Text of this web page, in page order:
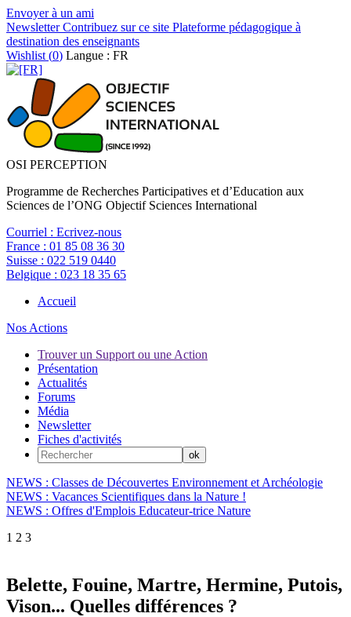
Envoyer à un ami
NewsletterContribuez sur ce site Plateforme pédagogique à
destination des enseignants
Wishlist (0) Langue : FR
OSI PERCEPTION
Programme de Recherches Participatives et d’Education aux
Sciences de l’ONG Objectif Sciences International
Courriel : Ecrivez-nous
France : 01 85 08 36 30
Suisse : 022 519 0440
Belgique : 023 18 35 65
Accueil
Nos Actions
Trouver un Support ou une Action
Présentation
Actualités
Forums
Média
Newsletter
Fiches d'activités
NEWS : Classes de Découvertes Environnement et Archéologie
NEWS : Vacances Scientifiques dans la Nature !
NEWS : Offres d'Emplois Educateur-trice Nature
1 2 3
Belette, Fouine, Martre, Hermine, Putois,
Vison... Quelles différences ?